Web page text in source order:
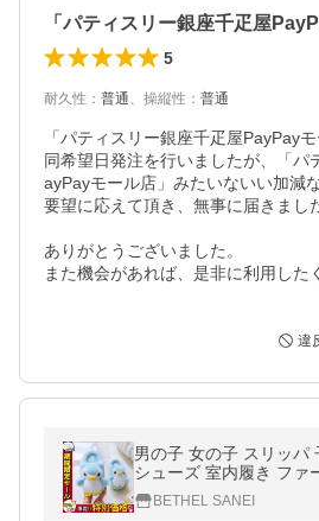
「パティスリー銀座千疋屋
5
耐久性 ： 普通、 操縦性 ： 普通
「パティスリー銀座千疋屋PayPay
同希望日発注を行いましたが、「パ
ayPayモール店」みたいないい加減
要望に応えて頂き、無事に届きまし
ありがとうございました。
また機会があれば、是非に利用した
違
男の子 女の子 スリッパ
シューズ 室内履き ファ
ッパ 室内スリッパ 冬ス
ズ 暖かい 防寒
BETHEL SANEI